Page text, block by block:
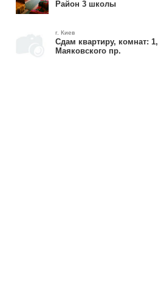
Район 3 школы
г. Киев
Сдам квартиру, комнат: 1,
Маяковского пр.